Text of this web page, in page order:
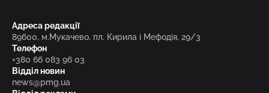
Адреса редакції
89600, м.Мукачево, пл. Кирила і Мефодія, 29/3
Телефон
+380 66 083 96 03
Відділ новин
news@pmg.ua